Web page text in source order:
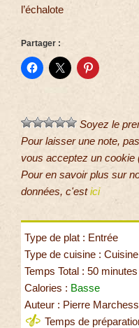
l’échalote
Partager :
Soyez le
Pour laisser une note,
vous acceptez un cookie
Pour en savoir plus sur
données, c'estici
Type de plat : Entrée
Type de cuisine :
Temps Total : 50 minutes
Calories : Basse
Auteur : Pierre
Temps de